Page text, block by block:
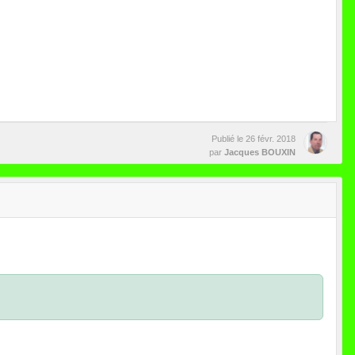
Publié le 26 févr. 2018
par Jacques BOUXIN